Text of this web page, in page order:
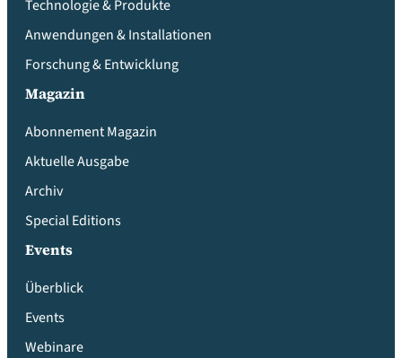
Technologie & Produkte
Anwendungen & Installationen
Forschung & Entwicklung
Magazin
Abonnement Magazin
Aktuelle Ausgabe
Archiv
Special Editions
Events
Überblick
Events
Webinare